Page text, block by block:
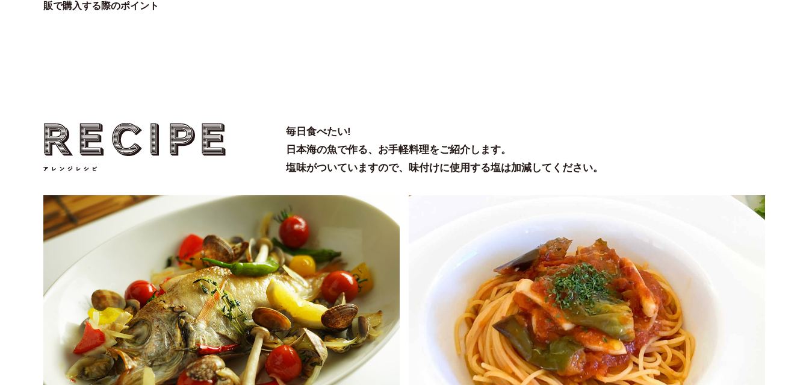
販で購入する際のポイント
毎日食べたい!
日本海の魚で作る、お手軽料理をご紹介します。
塩味がついていますので、味付けに使用する塩は加減してください。